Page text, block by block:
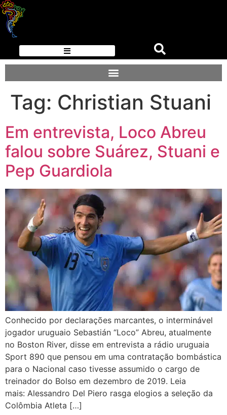
Tag: Christian Stuani
Em entrevista, Loco Abreu
falou sobre Suárez, Stuani e
Pep Guardiola
Conhecido por declarações marcantes, o interminável
jogador uruguaio Sebastián “Loco” Abreu, atualmente
no Boston River, disse em entrevista a rádio uruguaia
Sport 890 que pensou em uma contratação bombástica
para o Nacional caso tivesse assumido o cargo de
treinador do Bolso em dezembro de 2019. Leia
mais: Alessandro Del Piero rasga elogios a seleção da
Colômbia Atleta […]